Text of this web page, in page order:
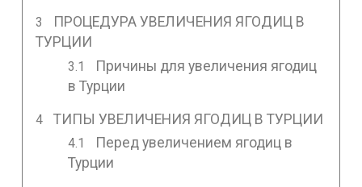
ПРОЦЕДУРА УВЕЛИЧЕНИЯ ЯГОДИЦ В
ТУРЦИИ
Причины для увеличения ягодиц
в Турции
ТИПЫ УВЕЛИЧЕНИЯ ЯГОДИЦ В ТУРЦИИ
Перед увеличением ягодиц в
Турции